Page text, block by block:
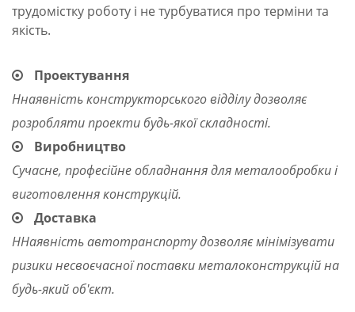
трудомістку роботу і не турбуватися про терміни та
якість.
Проектування
Ннаявність конструкторського відділу дозволяє
розробляти проекти будь-якої складності.
Виробництво
Сучасне, професійне обладнання для металообробки і
виготовлення конструкцій.
Доставка
ННаявність автотранспорту дозволяє мінімізувати
ризики несвоєчасної поставки металоконструкцій на
будь-який об'єкт.